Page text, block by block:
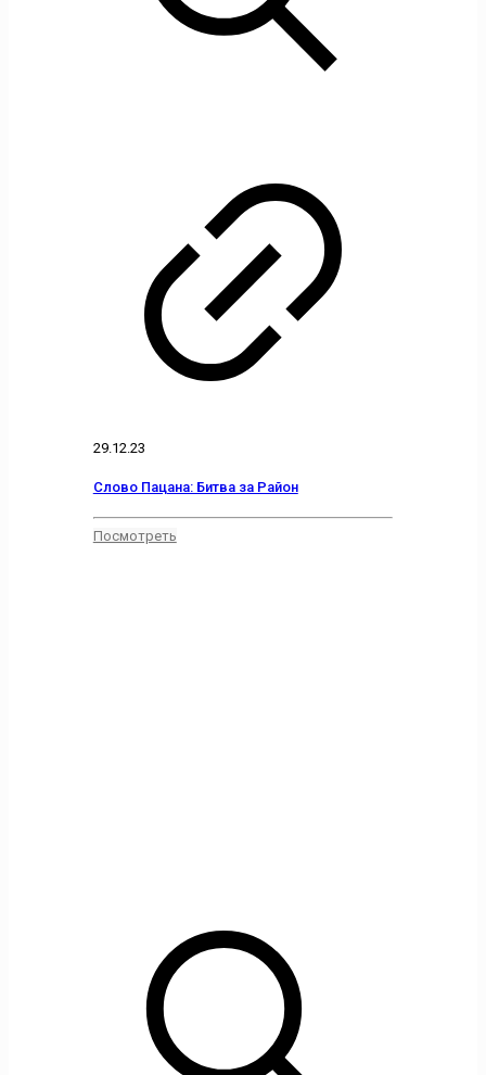
29.12.23
Слово Пацана: Битва за Район
Посмотреть